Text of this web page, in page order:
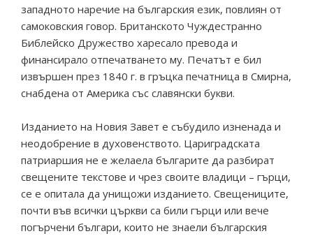
западното наречие на българския език, повлиян от
самоковския говор. Британското Чуждестранно
Библейско Дружество харесало превода и
финансирало отпечатването му. Печатът е бил
извършен през 1840 г. в гръцка печатница в Смирна,
снабдена от Америка със славянски букви.
Изданието на Новия Завет е събудило изненада и
неодобрение в духовенството. Цариградската
патриаршия не е желаела българите да разбират
свещените текстове и чрез своите владици – гърци,
се е опитала да унищожи изданието. Свещениците,
почти във всички църкви са били гърци или вече
погърчени българи, които не знаели българския